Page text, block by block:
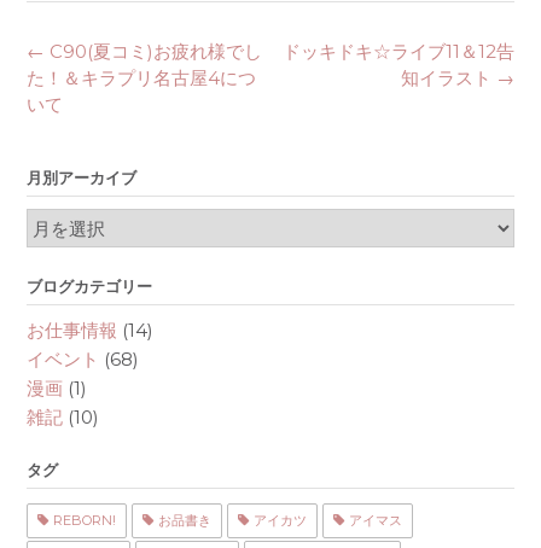
e
o
k
r
Post
navigation
ドッキドキ☆ライブ11＆12告
知イラスト →
← C90(夏コミ)お疲れ様でし
た！＆キラプリ名古屋4につ
いて
月別アーカイブ
月
別
ア
ー
カ
イ
ブ
ブログカテゴリー
お仕事情報 (14)
イベント (68)
漫画 (1)
雑記 (10)
タグ
REBORN! お品書き アイカツ アイマス